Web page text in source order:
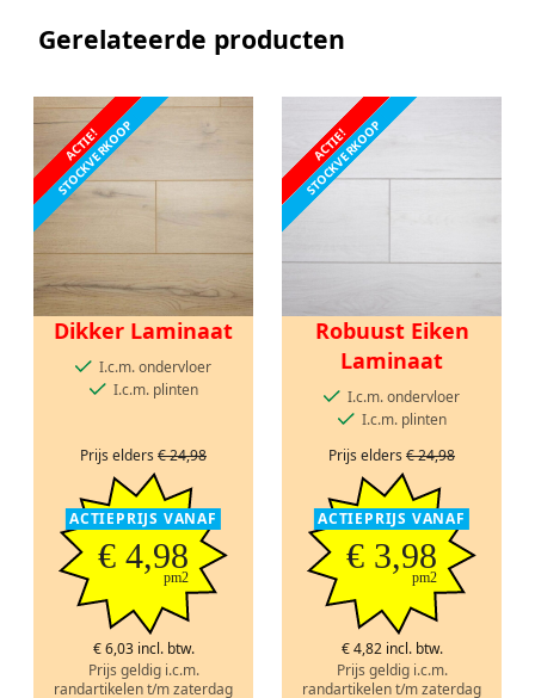
Gerelateerde producten
ACTIE!
STOCKVERKOOP
Dikker Laminaat
I.c.m. ondervloer
I.c.m. plinten
Prijs elders € 24,98
ACTIEPRIJS VANAF
€ 4,98
pm2
€ 6,03 incl. btw.
Prijs geldig i.c.m.
randartikelen t/m zaterdag
ACTIE!
STOCKVERKOOP
Robuust Eiken
Laminaat
I.c.m. ondervloer
I.c.m. plinten
Prijs elders € 24,98
ACTIEPRIJS VANAF
€ 3,98
pm2
€ 4,82 incl. btw.
Prijs geldig i.c.m.
randartikelen t/m zaterdag